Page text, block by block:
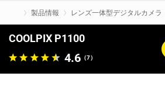
製品情報 レンズ一体型デジタルカメラ
COOLPIX P1100
4.6 （7）